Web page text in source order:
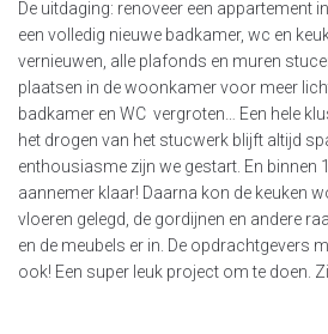
De uitdaging: renoveer een appartement
een volledig nieuwe badkamer, wc en
vernieuwen, alle plafonds en muren
plaatsen in de woonkamer voor meer
badkamer en WC vergroten… Een hele
het drogen van het stucwerk blijft altijd
enthousiasme zijn we gestart. En binnen
aannemer klaar! Daarna kon de keuken
vloeren gelegd, de gordijnen en andere
en de meubels er in. De opdrachtgevers
ook! Een super leuk project om te doen.